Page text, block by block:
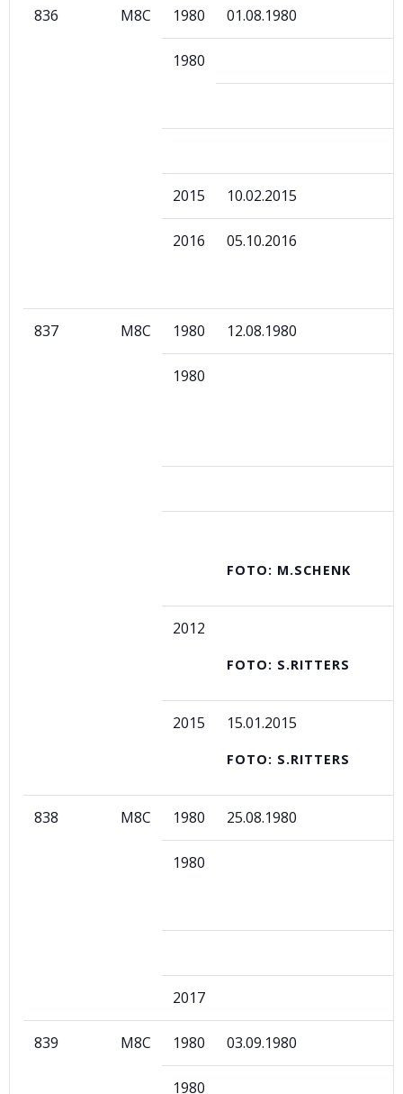
836 M8C 1980 01.08.1980
1980
2015 10.02.2015
2016 05.10.2016
837 M8C 1980 12.08.1980
1980
FOTO: M.SCHENK
2012
FOTO: S.RITTERS
2015 15.01.2015
FOTO: S.RITTERS
838 M8C 1980 25.08.1980
1980
2017
839 M8C 1980 03.09.1980
1980